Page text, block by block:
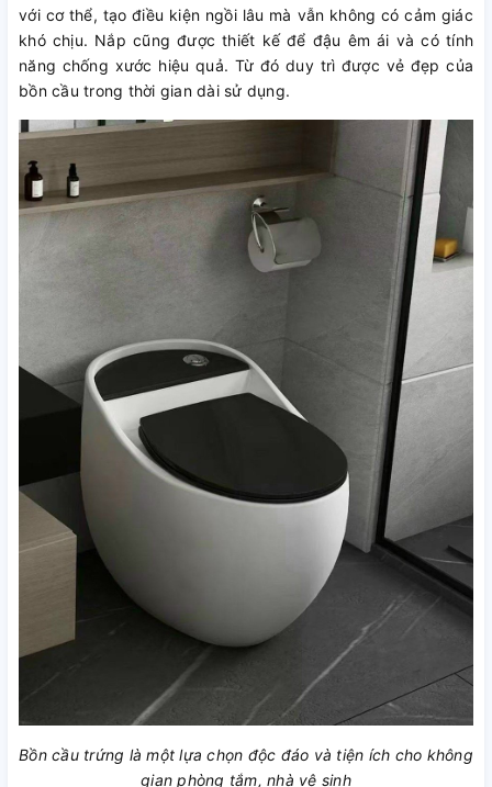
với cơ thể, tạo điều kiện ngồi lâu mà vẫn không có cảm giác
khó chịu. Nắp cũng được thiết kế để đậu êm ái và có tính
năng chống xước hiệu quả. Từ đó duy trì được vẻ đẹp của
bồn cầu trong thời gian dài sử dụng.
Bồn cầu trứng là một lựa chọn độc đáo và tiện ích cho không
gian phòng tắm, nhà vệ sinh